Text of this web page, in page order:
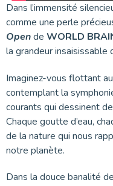
Dans l’immensité
comme une perle
Opende WORLD
la grandeur
Imaginez-vous flottant
contemplant la
courants qui dessinent
Chaque goutte d’eau,
de la nature qui nous
notre planète.
Dans la douce banalité